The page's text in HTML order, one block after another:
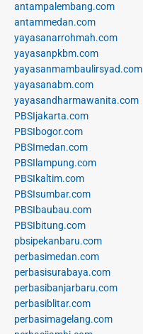
antampalembang.com
antammedan.com
yayasanarrohmah.com
yayasanpkbm.com
yayasanmambaulirsyad.com
yayasanabm.com
yayasandharmawanita.com
PBSIjakarta.com
PBSIbogor.com
PBSImedan.com
PBSIlampung.com
PBSIkaltim.com
PBSIsumbar.com
PBSIbaubau.com
PBSIbitung.com
pbsipekanbaru.com
perbasimedan.com
perbasisurabaya.com
perbasibanjarbaru.com
perbasiblitar.com
perbasimagelang.com